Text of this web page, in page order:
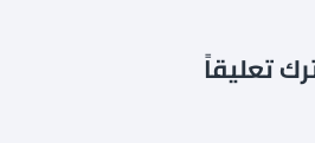
تعليقاً